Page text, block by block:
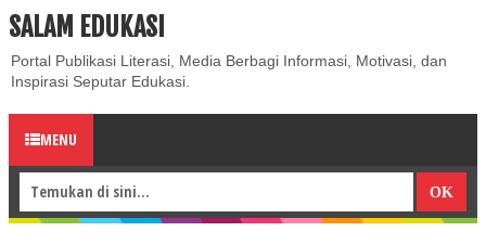
ABOUT CONTACT US
SALAM EDUKASI
Portal Publikasi Literasi, Media Berbagi Informasi, Motivasi, dan
Inspirasi Seputar Edukasi.
MENU